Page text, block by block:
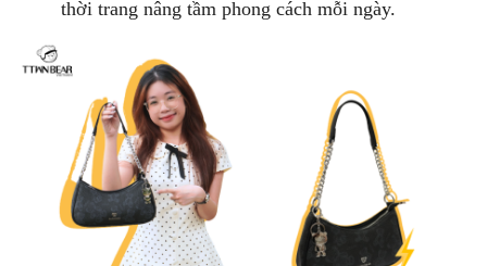
thời trang nâng tầm phong cách mỗi ngày.